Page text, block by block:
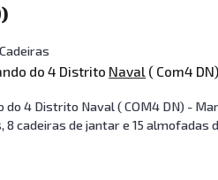
do 4 Distrito Naval ( Com4 DN)
4 Distrito Naval ( COM4 DN) -
cadeiras de jantar e 15 almofadas